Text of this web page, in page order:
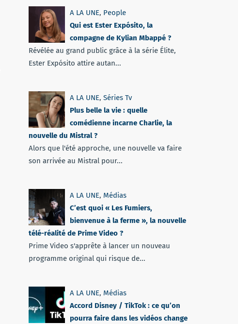
A LA UNE, People
Qui est Ester Expósito, la
compagne de Kylian Mbappé ?
Révélée au grand public grâce à la série Élite,
Ester Expósito attire autan...
A LA UNE, Séries Tv
Plus belle la vie : quelle
comédienne incarne Charlie, la
nouvelle du Mistral ?
Alors que l'été approche, une nouvelle va faire
son arrivée au Mistral pour...
A LA UNE, Médias
C’est quoi « Les Fumiers,
bienvenue à la ferme », la nouvelle
télé-réalité de Prime Video ?
Prime Video s'apprête à lancer un nouveau
programme original qui risque de...
A LA UNE, Médias
Accord Disney / TikTok : ce qu’on
pourra faire dans les vidéos change